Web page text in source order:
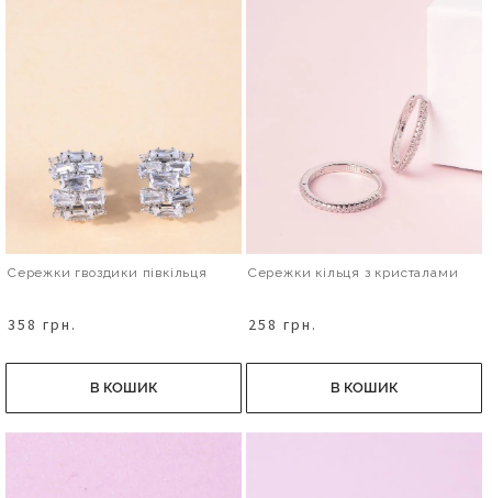
Сережки гвоздики півкільця
358 грн.
В КОШИК
Сережки кільця з кристалами
258 грн.
В КОШИК